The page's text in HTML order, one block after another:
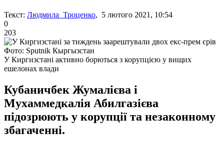
Текст: Людмила Троценко, 5 лютого 2021, 10:54
0
203
Фото: Sputnik Кыргызстан
У Киргизстані активно борються з корупцією у вищих
ешелонах влади
Кубаничбек Жумалієва і
Мухаммедкалія Абилгазієва
підозрюють у корупції та незаконному
збагаченні.